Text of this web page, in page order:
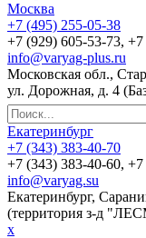
Москва
+7 (495) 255-05-38
+7 (929) 605-53-73,
info@varyag-plus.ru
Московская обл.,
ул. Дорожная, д. 4
Екатеринбург
+7 (343) 383-40-70
+7 (343) 383-40-60,
info@varyag.su
Екатеринбург,
(территория з-д
x